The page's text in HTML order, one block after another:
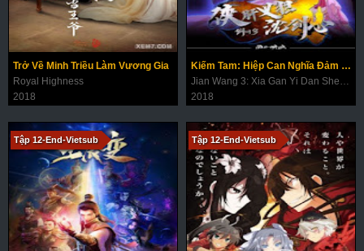
Trở Về Minh Triều Làm Vương Gia
Royal Highness
2018
Kiếm Tam: Hiệp Can Nghĩa Đảm Thẩm Kiếm Tâm
Jian Wang 3: Xia Gan Yi Dan Shen Jian Xin
2018
Tập 12-End-Vietsub Tập 12-End-Vietsub